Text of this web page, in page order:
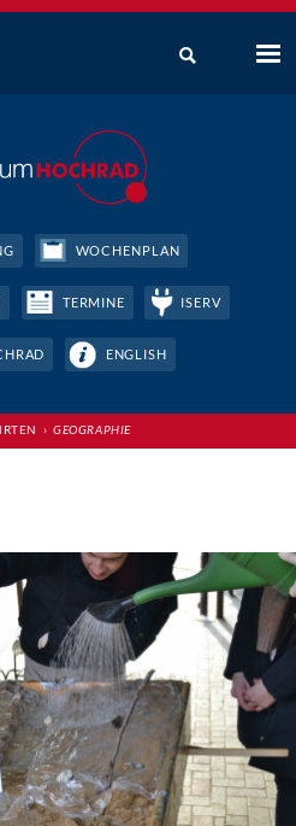
WOCHENPLAN
TERMINE ISERV
ENGLISH
› GEOGRAPHIE